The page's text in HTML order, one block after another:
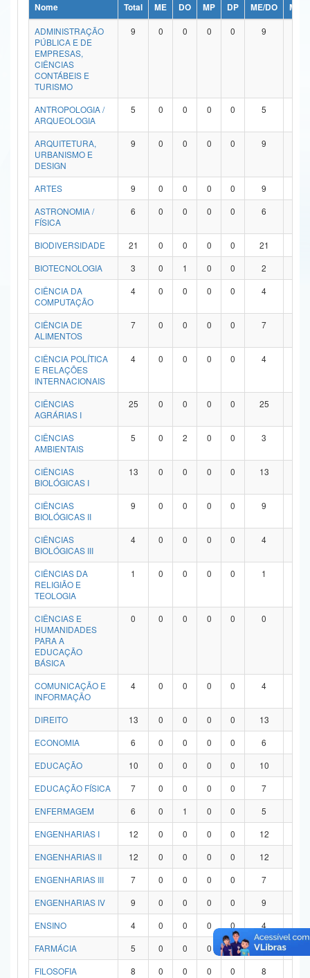
Ministério da Ciência, Tecnologia, Inovações e Comunicações
Ministério do Meio Ambiente
Ministério do Turismo
Ministério do Desenvolvimento Regional
Controladoria-Geral da União
Ministério da Mulher, da Família e dos Direitos Humanos
Secretaria de Governo
Advocacia-Geral da União
Banco Central do Brasil
Nome Total ME DO MP DP ME/DO
MP/
ADMINISTRAÇÃO
PÚBLICA E DE
EMPRESAS,
CIÊNCIAS
CONTÁBEIS E
TURISMO
9 0 0 0 0 9
ANTROPOLOGIA /
ARQUEOLOGIA
5 0 0 0 0 5
ARQUITETURA,
URBANISMO E
DESIGN
9 0 0 0 0 9
ARTES 9 0 0 0 0 9
ASTRONOMIA /
FÍSICA
6 0 0 0 0 6
BIODIVERSIDADE 21 0 0 0 0 21
BIOTECNOLOGIA
3 0 1 0 0 2
CIÊNCIA DA
COMPUTAÇÃO
4 0 0 0 0 4
CIÊNCIA DE
ALIMENTOS
7 0 0 0 0 7
CIÊNCIA POLÍTICA
E RELAÇÕES
INTERNACIONAIS
4 0 0 0 0 4
CIÊNCIAS
AGRÁRIAS I
25 0 0 0 0 25
CIÊNCIAS
AMBIENTAIS
5 0 2 0 0 3
CIÊNCIAS
BIOLÓGICAS I
13 0 0 0 0 13
CIÊNCIAS
BIOLÓGICAS II
9 0 0 0 0 9
CIÊNCIAS
BIOLÓGICAS III
4 0 0 0 0 4
CIÊNCIAS DA
RELIGIÃO E
TEOLOGIA
1 0 0 0 0 1
CIÊNCIAS E
HUMANIDADES
PARA A
EDUCAÇÃO
BÁSICA
0 0 0 0 0 0
COMUNICAÇÃO E
INFORMAÇÃO
4 0 0 0 0 4
DIREITO 13 0 0 0 0 13
ECONOMIA
6 0 0 0 0 6
EDUCAÇÃO
10 0 0 0 0 10
EDUCAÇÃO FÍSICA
7 0 0 0 0 7
ENFERMAGEM
6 0 1 0 0 5
ENGENHARIAS I
12 0 0 0 0 12
ENGENHARIAS II
12 0 0 0 0 12
ENGENHARIAS III
7 0 0 0 0 7
ENGENHARIAS IV
9 0 0 0 0 9
ENSINO
4 0 0 0 0 4
FARMÁCIA
5 0 0 0 0 5
FILOSOFIA
8 0 0 0 0 8